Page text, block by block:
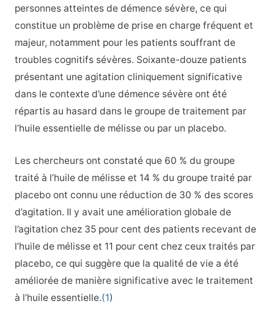
personnes atteintes de démence sévère, ce qui
constitue un problème de prise en charge fréquent et
majeur, notamment pour les patients souffrant de
troubles cognitifs sévères. Soixante-douze patients
présentant une agitation cliniquement significative
dans le contexte d’une démence sévère ont été
répartis au hasard dans le groupe de traitement par
l’huile essentielle de mélisse ou par un placebo.
Les chercheurs ont constaté que 60 % du groupe
traité à l’huile de mélisse et 14 % du groupe traité par
placebo ont connu une réduction de 30 % des scores
d’agitation. Il y avait une amélioration globale de
l’agitation chez 35 pour cent des patients recevant de
l’huile de mélisse et 11 pour cent chez ceux traités par
placebo, ce qui suggère que la qualité de vie a été
améliorée de manière significative avec le traitement
à l’huile essentielle.(1)